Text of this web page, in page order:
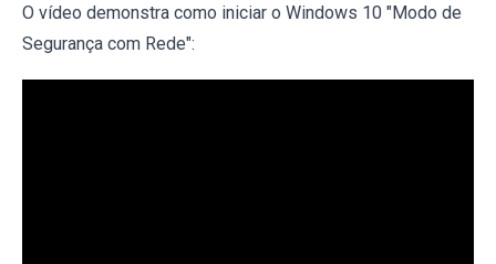
O vídeo demonstra como iniciar o Windows 10 "Modo de
Segurança com Rede":